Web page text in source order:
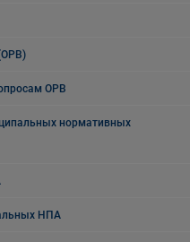
ОРВ
нормативных
НПА